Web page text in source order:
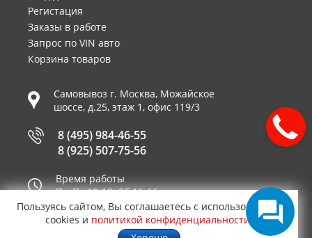
Регистация
Заказы в работе
Запрос по VIN авто
Корзина товаров
Самовывоз г. Москва, Можайское
шоссе, д.25, этаж 1, офис 119/3
8 (495) 984-46-55
8 (925) 507-75-56
Время работы
Пн-Пт 10-19, Сб 11-16
Принимаем к оплате
Пользуясь сайтом, Вы соглашаетесь с использованием
cookies и политикой конфиденциальности